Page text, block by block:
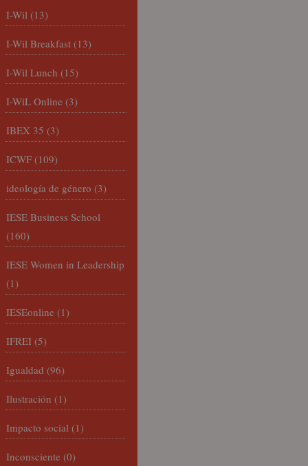
I-Wil (13)
I-Wil Breakfast (13)
I-Wil Lunch (15)
I-WiL Online (3)
IBEX 35 (3)
ICWF (109)
ideología de género (3)
IESE Business School
(160)
IESE Women in Leadership
(1)
IESEonline (1)
IFREI (5)
Igualdad (96)
Ilustración (1)
Impacto social (1)
Inconsciente (0)